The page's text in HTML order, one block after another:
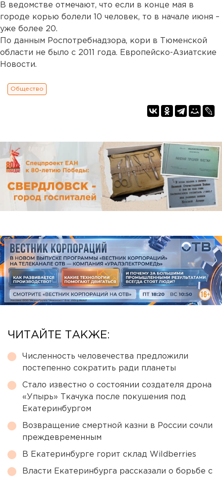
В ведомстве отмечают, что если в конце мая в
городе корью болели 10 человек, то в начале июня –
уже более 20.
По данным Роспотребнадзора, кори в Тюменской
области не было с 2011 года. Европейско-Азиатские
Новости.
Общество
ЧИТАЙТЕ ТАКЖЕ:
Численность человечества предложили
постепенно сократить ради планеты
Стало известно о состоянии создателя дрона
«Упырь» Ткачука после покушения под
Екатеринбургом
Возвращение смертной казни в России сочли
преждевременным
В Екатеринбурге горит склад Wildberries
Власти Екатеринбурга рассказали о борьбе с